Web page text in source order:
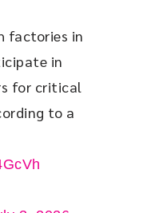
factories in
in
for critical
to a